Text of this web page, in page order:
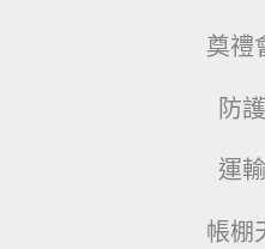
奠禮
防
運
帳棚